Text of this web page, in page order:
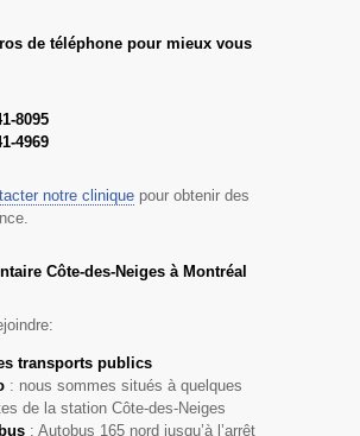
de téléphone pour mieux vous
8095
4969
notre clinique pour obtenir des
Côte-des-Neiges à Montréal
transports publics
: nous sommes situés à quelques
de la station Côte-des-Neiges
: Autobus 165 nord jusqu’à l’arrêt